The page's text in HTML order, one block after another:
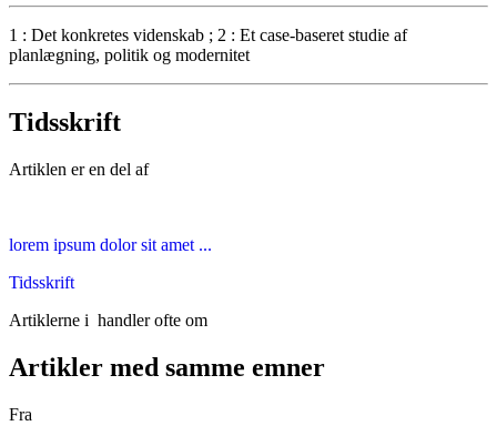
1 : Det konkretes videnskab ; 2 : Et case-baseret studie af
planlægning, politik og modernitet
Tidsskrift
Artiklen er en del af
lorem ipsum dolor sit amet ...
Tidsskrift
Artiklerne i handler ofte om
Artikler med samme emner
Fra